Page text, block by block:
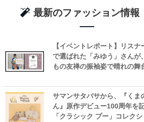
最新のファッション情報
【イベントレポート】リスナ
で選ばれた「みゆう」さんが
もの友禅の振袖姿で晴れの舞
サマンサタバサから、『くま
ん』原作デビュー100周年を
「クラシック プー」コレク